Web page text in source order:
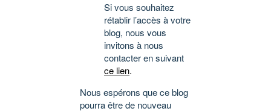
Si vous souhaitez
rétablir l’accès à votre
blog, nous vous
invitons à nous
contacter en suivant
ce lien.
Nous espérons que ce blog
pourra être de nouveau